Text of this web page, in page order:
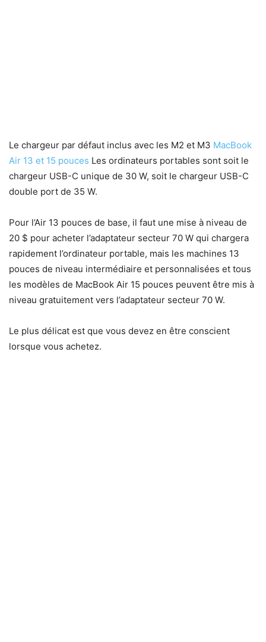
Le chargeur par défaut inclus avec les M2 et M3 MacBook
Air 13 et 15 pouces Les ordinateurs portables sont soit le
chargeur USB-C unique de 30 W, soit le chargeur USB-C
double port de 35 W.
Pour l’Air 13 pouces de base, il faut une mise à niveau de
20 $ pour acheter l’adaptateur secteur 70 W qui chargera
rapidement l’ordinateur portable, mais les machines 13
pouces de niveau intermédiaire et personnalisées et tous
les modèles de MacBook Air 15 pouces peuvent être mis à
niveau gratuitement vers l’adaptateur secteur 70 W.
Le plus délicat est que vous devez en être conscient
lorsque vous achetez.